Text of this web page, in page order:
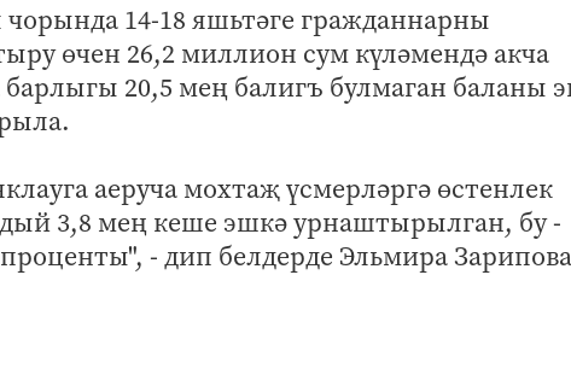
чорында 14-18 яшьтәге гражданнарны
өчен 26,2 миллион сум күләмендә акча
20,5 мең балигъ булмаган баланы
аеруча мохтаҗ үсмерләргә өстенлек
3,8 мең кеше эшкә урнаштырылган, бу -
- дип белдерде Эльмира